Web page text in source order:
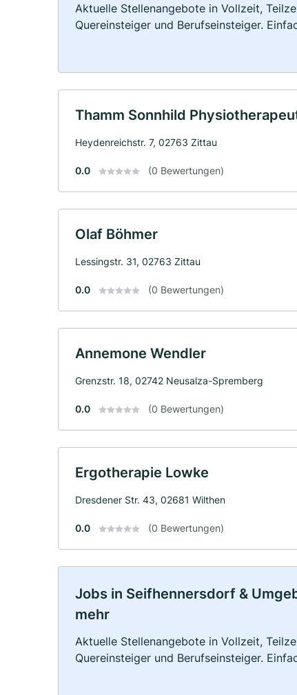
Aktuelle Stellenangebote in Vollzeit,
Quereinsteiger und Berufseinsteiger.
Thamm Sonnhild
Heydenreichstr. 7, 02763 Zittau
0.0 (0 Bewertungen)
Olaf Böhmer
Lessingstr. 31, 02763 Zittau
0.0 (0 Bewertungen)
Annemone Wendler
Grenzstr. 18, 02742 Neusalza-Spremberg
0.0 (0 Bewertungen)
Ergotherapie Lowke
Dresdener Str. 43, 02681 Wilthen
0.0 (0 Bewertungen)
Jobs in Seifhennersdorf &
mehr
Aktuelle Stellenangebote in Vollzeit,
Quereinsteiger und Berufseinsteiger.